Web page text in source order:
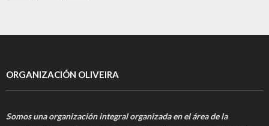
ORGANIZACIÓN OLIVEIRA
Somos una organización integral organizada en el área de la